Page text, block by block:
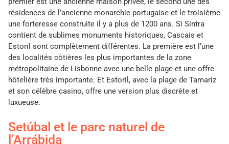
résidences de l’ancienne monarchie portugaise et le troisième
une forteresse construite il y a plus de 1200 ans. Si Sintra
contient de sublimes monuments historiques, Cascais et
Estoril sont complètement différentes. La première est l’une
des localités côtières les plus importantes de la zone
métropolitaine de Lisbonne avec une belle plage et une offre
hôtelière très importante. Et Estoril, avec la plage de Tamariz
et son célèbre casino, offre une version plus discrète et
luxueuse.
Setúbal et le parc naturel de
l’Arrábida